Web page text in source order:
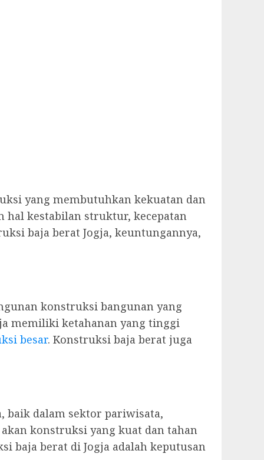
yang membutuhkan kekuatan dan
kestabilan struktur, kecepatan
baja berat Jogja, keuntungannya,
konstruksi bangunan yang
memiliki ketahanan yang tinggi
besar. Konstruksi baja berat juga
baik dalam sektor pariwisata,
konstruksi yang kuat dan tahan
baja berat di Jogja adalah keputusan